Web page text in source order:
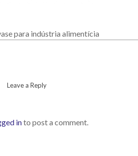
para indústria alimentícia
Leave a Reply
into post a comment.